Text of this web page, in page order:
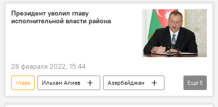
Никол Пашинян
Политика
Президент уволил главу
исполнительной власти района
28 февраля 2022, 15:44
глава Ильхам Алиев
Азербайджан
Гейчайский район
исполнительная власть
Еще 5